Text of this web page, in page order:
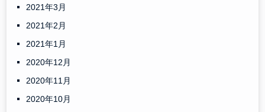
2021年3月
2021年2月
2021年1月
2020年12月
2020年11月
2020年10月